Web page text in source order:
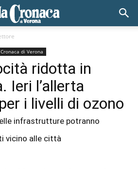
Cronaca di Verona
ridotta in
Ieri l’allerta
i livelli di ozono
infrastrutture potranno
vicino alle città